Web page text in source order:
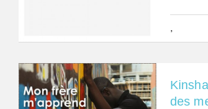
des